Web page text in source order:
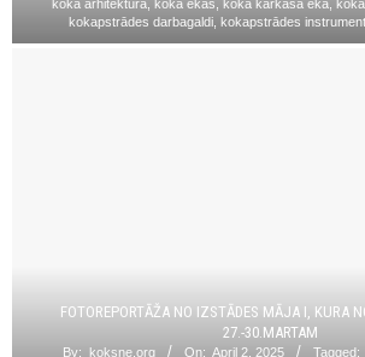
koka arhitektūra koka ēkas koka karkasa ēka
kokapstrādes darbagaldi, kokapstrādes
FOTOREPORTĀŽA NO IZSTĀDES MĀJA I, KURA
27.-30.MARTAM
By: koksne.org On: April 2, 2025 Tagged: